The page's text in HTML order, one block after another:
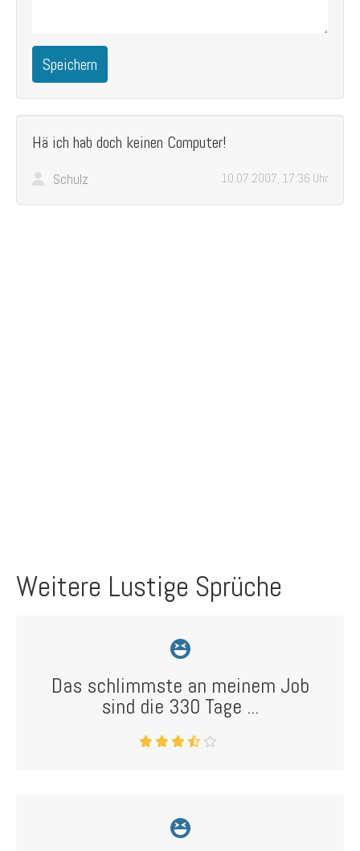
Speichern
Hä ich hab doch keinen Computer!
Schulz 10.07.2007, 17:36 Uhr
Weitere Lustige Sprüche
Das schlimmste an meinem Job
sind die 330 Tage ...